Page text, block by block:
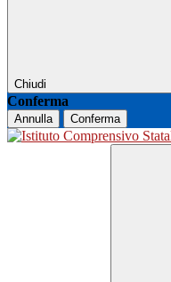
Chiudi
Conferma
Annulla Conferma